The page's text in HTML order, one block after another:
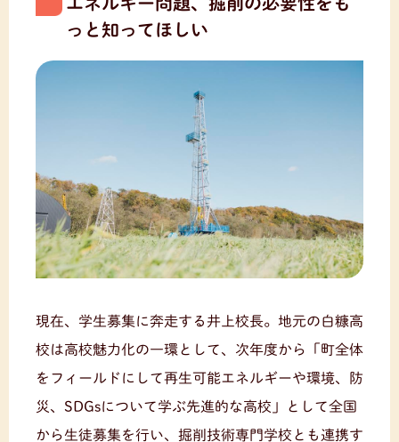
っと知ってほしい
現在、学生募集に奔走する井上校長。地元の白糠高
校は高校魅力化の一環として、次年度から「町全体
をフィールドにして再生可能エネルギーや環境、防
災、SDGsについて学ぶ先進的な高校」として全国
から生徒募集を行い、掘削技術専門学校とも連携す